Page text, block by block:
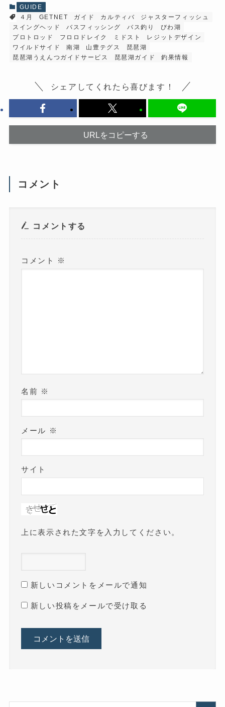
有
す
る
に
は
ク
リ
ッ
ク
し
ン
ま
す
(
新
し
い
ウ
ィ
ン
ド
ウ
す
GUIDE
４月
GETNET ガイド カルティバ
ジャスターフィッシュ
スイングヘッド
バスフィッシング バス釣り
びわ湖
プロトロッド
フロロドレイク ミドスト
レジットデザイン
ワイルドサイド
南湖 山豊テグス
琵琶湖
琵琶湖うえんつガイドサービス
琵琶湖ガイド 釣果情報
シェアしてくれたら喜びます！
URLをコピーする
コメント
コメントする
コメント ※
名前 ※
メール ※
サイト
上に表示された文字を入力してください。
新しいコメントをメールで通知
新しい投稿をメールで受け取る